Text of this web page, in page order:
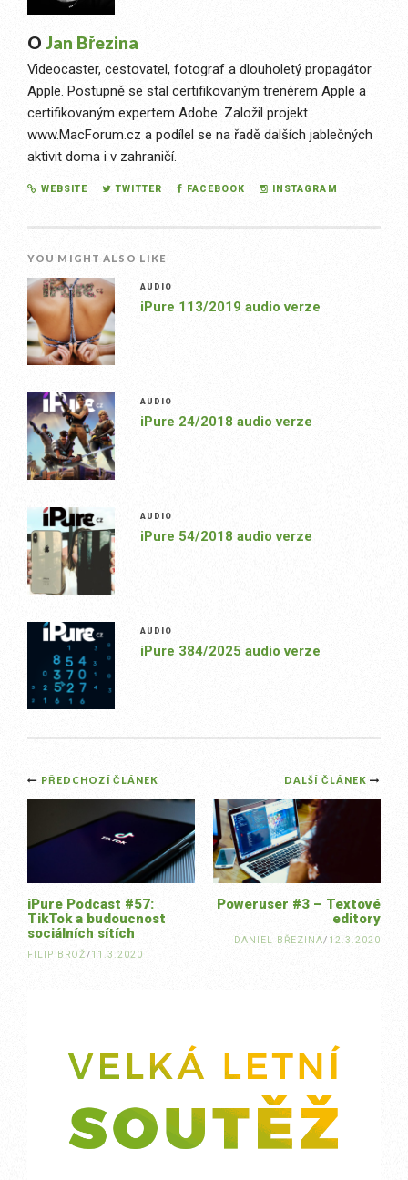
O Jan Březina
Videocaster, cestovatel, fotograf a dlouholetý propagátor
Apple. Postupně se stal certifikovaným trenérem Apple a
certifikovaným expertem Adobe. Založil projekt
www.MacForum.cz a podílel se na řadě dalších jablečných
aktivit doma i v zahraničí.
WEBSITE TWITTER FACEBOOK INSTAGRAM
YOU MIGHT ALSO LIKE
AUDIO
iPure 113/2019 audio verze
AUDIO
iPure 24/2018 audio verze
AUDIO
iPure 54/2018 audio verze
AUDIO
iPure 384/2025 audio verze
Post
navigation
DALŠÍ ČLÁNEK
Poweruser #3 – Textové
editory
DANIEL BŘEZINA/ 12.3.2020
PŘEDCHOZÍ ČLÁNEK
iPure Podcast #57:
TikTok a budoucnost
sociálních sítích
FILIP BROŽ/11.3.2020